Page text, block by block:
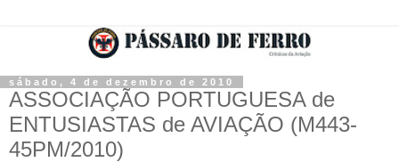
sábado, 4 de dezembro de 2010
ASSOCIAÇÃO PORTUGUESA de
ENTUSIASTAS de AVIAÇÃO (M443-
45PM/2010)